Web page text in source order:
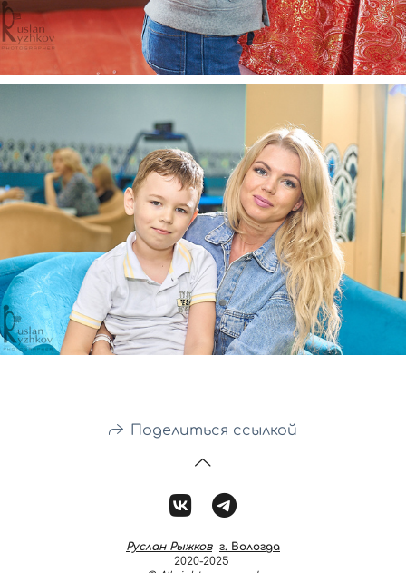
Поделиться ссылкой
Руслан Рыжков г. Вологда
2020-2025